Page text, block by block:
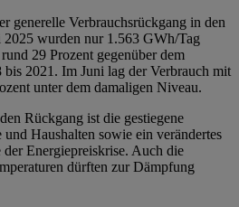
generelle Verbrauchsrückgang in den
wurden nur 1.563 GWh/Tag
29 Prozent gegenüber dem
bis 2021. Im Juni lag der Verbrauch mit
unter dem damaligen Niveau.
Rückgang ist die gestiegene
Haushalten sowie ein verändertes
Energiepreiskrise. Auch die
dürften zur Dämpfung